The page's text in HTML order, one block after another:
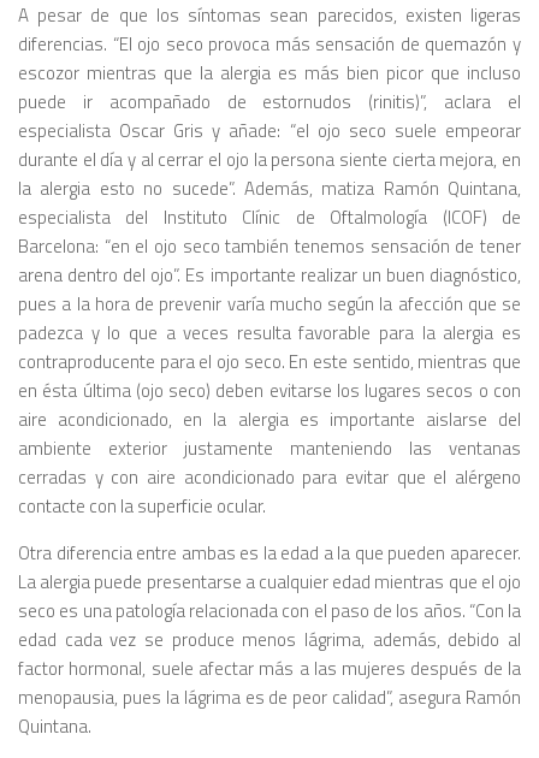
A pesar de que los síntomas sean parecidos, existen ligeras
diferencias. “El ojo seco provoca más sensación de quemazón y
escozor mientras que la alergia es más bien picor que incluso
puede ir acompañado de estornudos (rinitis)”, aclara el
especialista Oscar Gris y añade: “el ojo seco suele empeorar
durante el día y al cerrar el ojo la persona siente cierta mejora, en
la alergia esto no sucede”. Además, matiza Ramón Quintana,
especialista del Instituto Clínic de Oftalmología (ICOF) de
Barcelona: “en el ojo seco también tenemos sensación de tener
arena dentro del ojo”. Es importante realizar un buen diagnóstico,
pues a la hora de prevenir varía mucho según la afección que se
padezca y lo que a veces resulta favorable para la alergia es
contraproducente para el ojo seco. En este sentido, mientras que
en ésta última (ojo seco) deben evitarse los lugares secos o con
aire acondicionado, en la alergia es importante aislarse del
ambiente exterior justamente manteniendo las ventanas
cerradas y con aire acondicionado para evitar que el alérgeno
contacte con la superficie ocular.
Otra diferencia entre ambas es la edad a la que pueden aparecer.
La alergia puede presentarse a cualquier edad mientras que el ojo
seco es una patología relacionada con el paso de los años. “Con la
edad cada vez se produce menos lágrima, además, debido al
factor hormonal, suele afectar más a las mujeres después de la
menopausia, pues la lágrima es de peor calidad”, asegura Ramón
Quintana.